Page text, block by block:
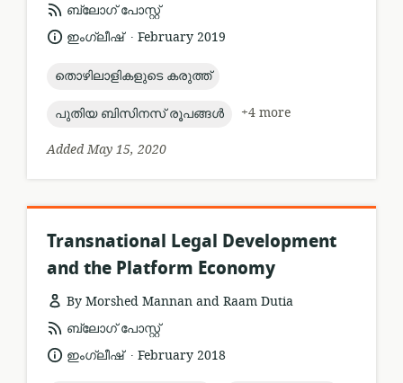
resource
format:
ബ്ലോഗ് പോസ്റ്റ്
language:
ഇംഗ്ലീഷ് .
dateFebruary 2019
topic:
തൊഴിലാളികളുടെ കരുത്ത്
topic:
പുതിയ ബിസിനസ് രൂപങ്ങൾ
+4 more
Added May 15, 2020
Transnational Legal Development
and the Platform Economy
By Morshed Mannan and Raam Dutia
resource
format:
ബ്ലോഗ് പോസ്റ്റ്
language:
ഇംഗ്ലീഷ് .
dateFebruary 2018